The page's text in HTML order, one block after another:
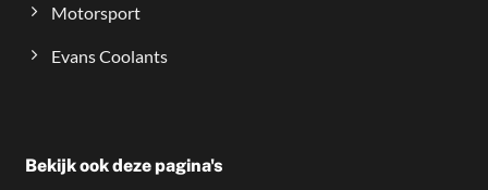
Motorsport
Evans Coolants
Bekijk ook deze pagina's